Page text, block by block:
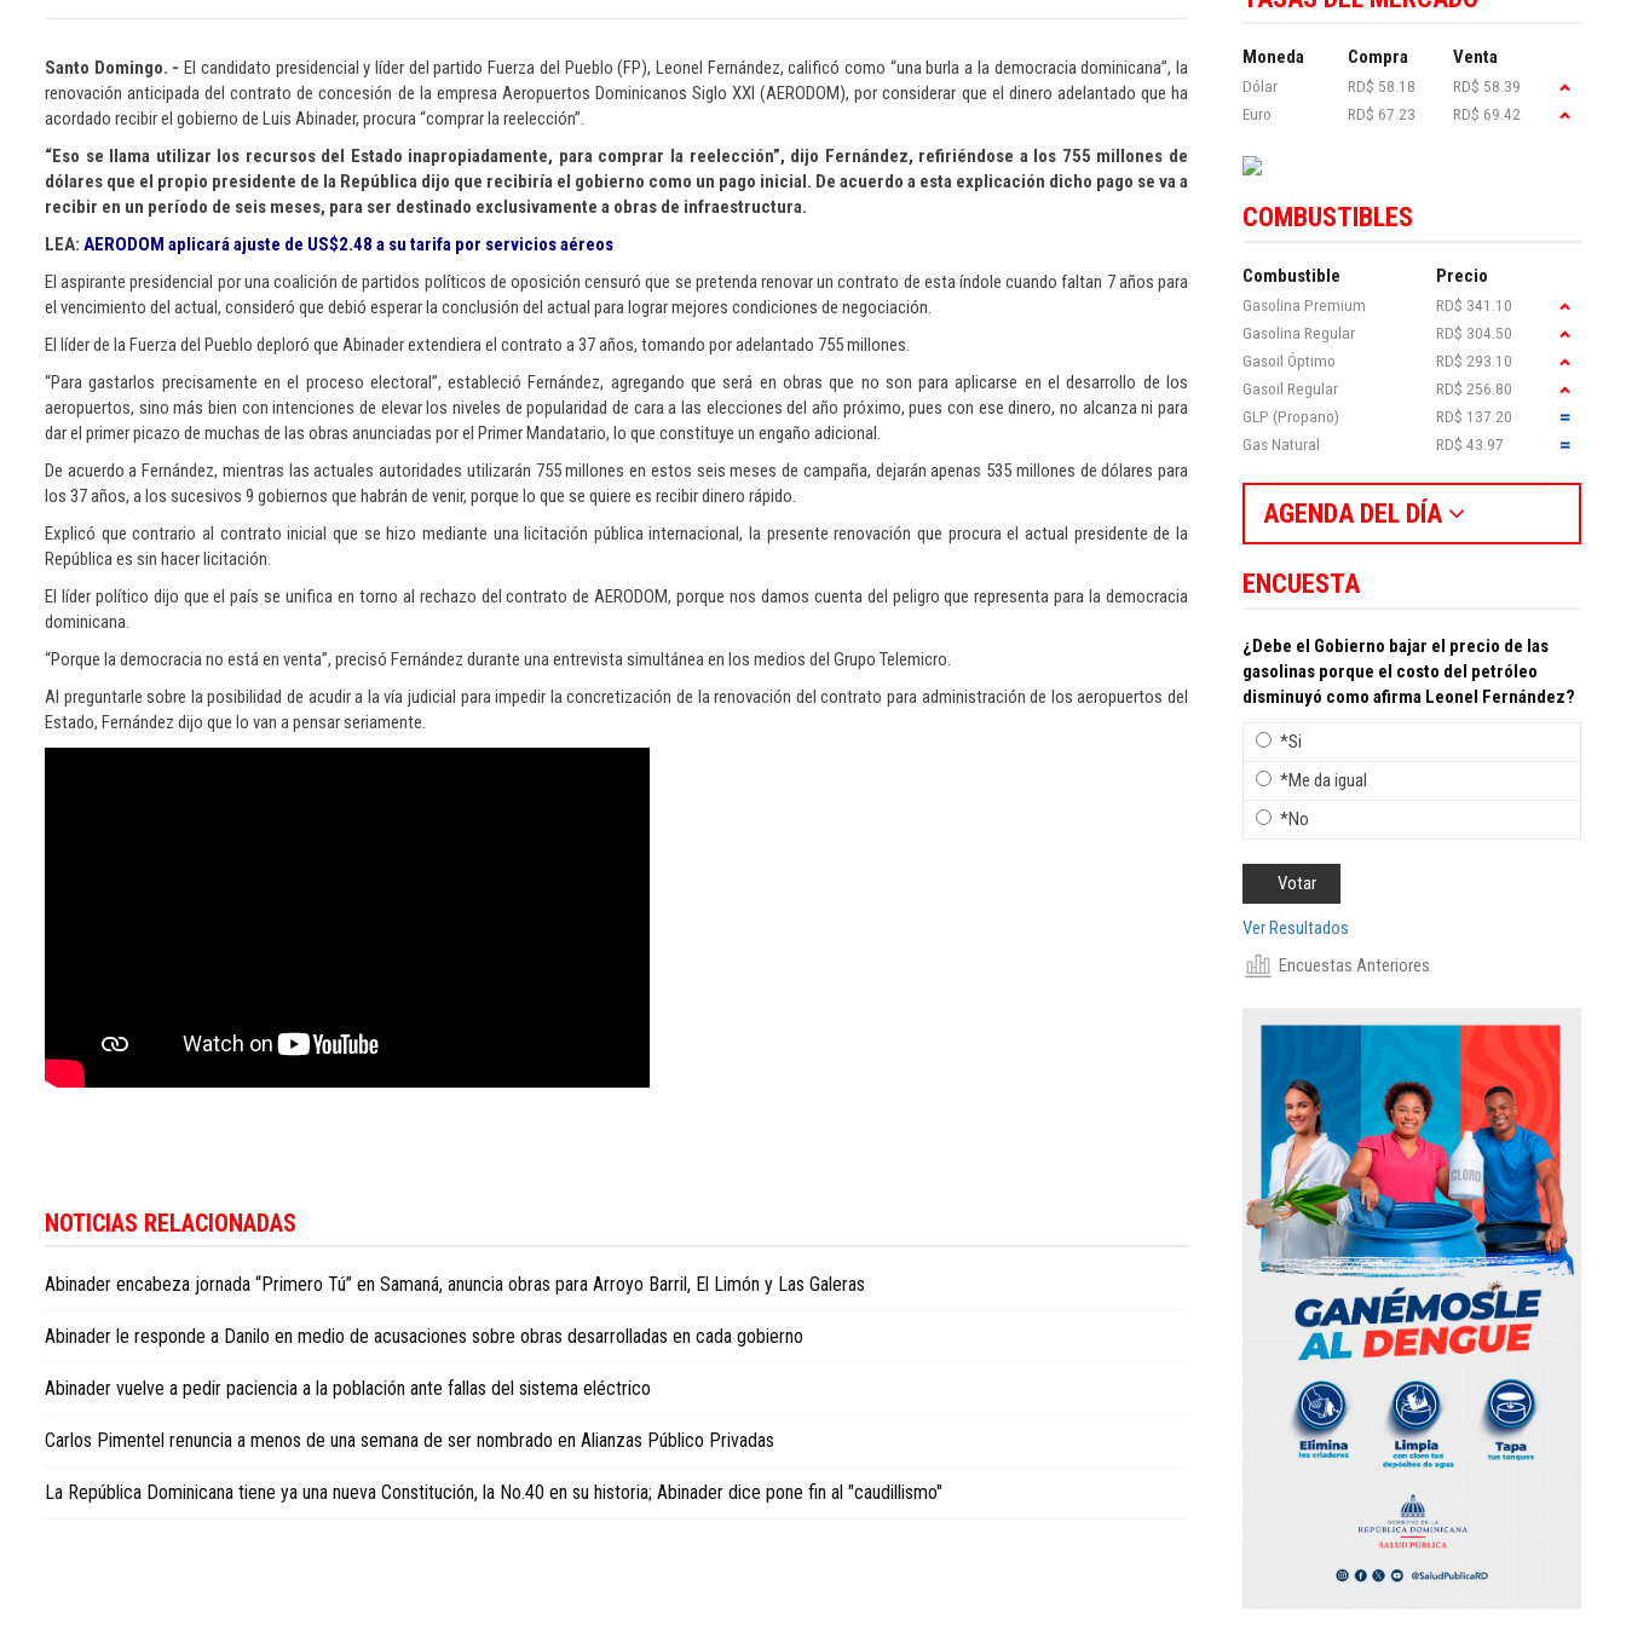
Santo Domingo. - El candidato presidencial y líder del partido Fuerza del Pueblo (FP), Leonel Fernández, calificó como “una burla a la democracia dominicana”, la
renovación anticipada del contrato de concesión de la empresa Aeropuertos Dominicanos Siglo XXI (AERODOM), por considerar que el dinero adelantado que ha
acordado recibir el gobierno de Luis Abinader, procura “comprar la reelección”.
“Eso se llama utilizar los recursos del Estado inapropiadamente, para comprar la reelección”, dijo Fernández, refiriéndose a los 755 millones de
dólares que el propio presidente de la República dijo que recibiría el gobierno como un pago inicial. De acuerdo a esta explicación dicho pago se va a
recibir en un período de seis meses, para ser destinado exclusivamente a obras de infraestructura.
LEA: AERODOM aplicará ajuste de US$2.48 a su tarifa por servicios aéreos
El aspirante presidencial por una coalición de partidos políticos de oposición censuró que se pretenda renovar un contrato de esta índole cuando faltan 7 años para
el vencimiento del actual, consideró que debió esperar la conclusión del actual para lograr mejores condiciones de negociación.
El líder de la Fuerza del Pueblo deploró que Abinader extendiera el contrato a 37 años, tomando por adelantado 755 millones.
“Para gastarlos precisamente en el proceso electoral”, estableció Fernández, agregando que será en obras que no son para aplicarse en el desarrollo de los
aeropuertos, sino más bien con intenciones de elevar los niveles de popularidad de cara a las elecciones del año próximo, pues con ese dinero, no alcanza ni para
dar el primer picazo de muchas de las obras anunciadas por el Primer Mandatario, lo que constituye un engaño adicional.
De acuerdo a Fernández, mientras las actuales autoridades utilizarán 755 millones en estos seis meses de campaña, dejarán apenas 535 millones de dólares para
los 37 años, a los sucesivos 9 gobiernos que habrán de venir, porque lo que se quiere es recibir dinero rápido.
Explicó que contrario al contrato inicial que se hizo mediante una licitación pública internacional, la presente renovación que procura el actual presidente de la
República es sin hacer licitación.
El líder político dijo que el país se unifica en torno al rechazo del contrato de AERODOM, porque nos damos cuenta del peligro que representa para la democracia
dominicana.
“Porque la democracia no está en venta”, precisó Fernández durante una entrevista simultánea en los medios del Grupo Telemicro.
Al preguntarle sobre la posibilidad de acudir a la vía judicial para impedir la concretización de la renovación del contrato para administración de los aeropuertos del
Estado, Fernández dijo que lo van a pensar seriamente.
información
política
está
en
Republic
news
NOTICIAS RELACIONADAS
Abinader encabeza jornada “Primero Tú” en Samaná, anuncia obras para Arroyo Barril, El Limón y Las Galeras
Abinader le responde a Danilo en medio de acusaciones sobre obras desarrolladas en cada gobierno
Abinader vuelve a pedir paciencia a la población ante fallas del sistema eléctrico
Carlos Pimentel renuncia a menos de una semana de ser nombrado en Alianzas Público Privadas
La República Dominicana tiene ya una nueva Constitución, la No.40 en su historia; Abinader dice pone fin al "caudillismo"
Moneda Compra Venta
Dólar RD$ 58.18
RD$ 58.39
Euro
RD$ 67.23 RD$ 69.42
COMBUSTIBLES
Combustible Precio
Gasolina Premium
RD$ 341.10
Gasolina Regular
RD$ 304.50
Gasoil Óptimo
RD$ 293.10
Gasoil Regular
RD$ 256.80
GLP (Propano)
RD$ 137.20
Gas Natural
RD$ 43.97
AGENDA DEL DÍA
ENCUESTA
¿Debe el Gobierno bajar el precio de las
gasolinas porque el costo del petróleo
disminuyó como afirma Leonel Fernández?
*Si
*Me da igual
*No
Ver Resultados
Encuestas Anteriores